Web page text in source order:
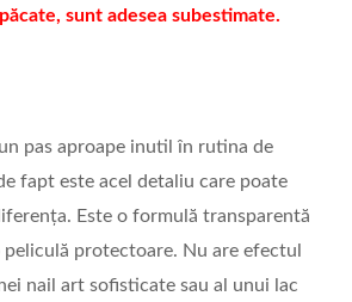
sunt adesea subestimate.
pas aproape inutil în rutina de
fapt este acel detaliu care poate
Este o formulă transparentă
peliculă protectoare. Nu are efectul
nail art sofisticate sau al unui lac